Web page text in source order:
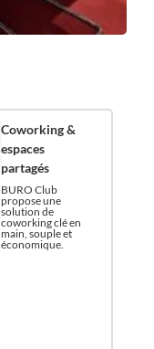
Coworking &
espaces
partagés
BURO Club
propose une
solution de
coworking clé en
main, souple et
économique.